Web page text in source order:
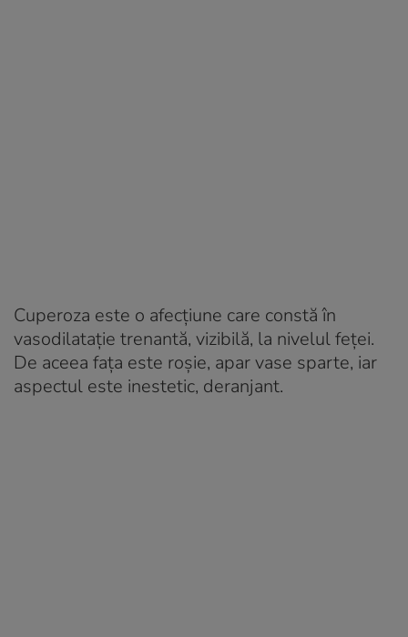
Cuperoza este o afecţiune care constă în
vasodilataţie trenantă, vizibilă, la nivelul feţei.
De aceea faţa este roşie, apar vase sparte, iar
aspectul este inestetic, deranjant.